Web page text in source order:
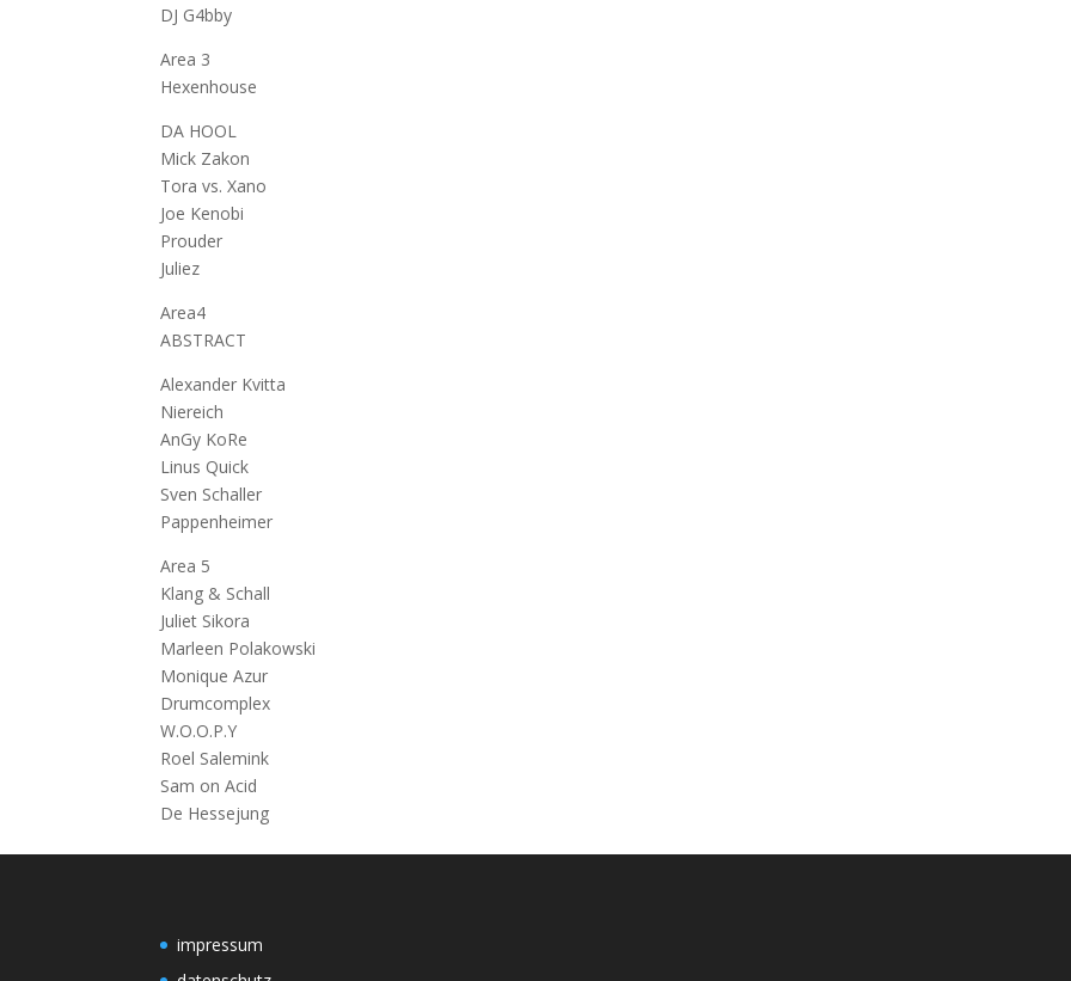
DJ G4bby
Area 3
Hexenhouse
DA HOOL
Mick Zakon
Tora vs. Xano
Joe Kenobi
Prouder
Juliez
Area4
ABSTRACT
Alexander Kvitta
Niereich
AnGy KoRe
Linus Quick
Sven Schaller
Pappenheimer
Area 5
Klang & Schall
Juliet Sikora
Marleen Polakowski
Monique Azur
Drumcomplex
W.O.O.P.Y
Roel Salemink
Sam on Acid
De Hessejung
impressum